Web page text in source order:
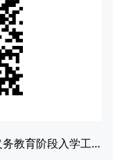
抢先了解！2025年石景山区义务教育阶段入学工作实施细则